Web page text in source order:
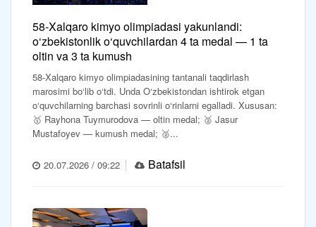
58-Xalqaro kimyo olimpiadasi yakunlandi:
o‘zbekistonlik o‘quvchilardan 4 ta medal — 1 ta
oltin va 3 ta kumush
58-Xalqaro kimyo olimpiadasining tantanali taqdirlash
marosimi bo‘lib o‘tdi. Unda O‘zbekistondan ishtirok etgan
o‘quvchilarning barchasi sovrinli o‘rinlarni egalladi. Xususan:
🥇 Rayhona Tuymurodova — oltin medal; 🥈 Jasur
Mustafoyev — kumush medal; 🥈...
20.07.2026 / 09:22 Batafsil